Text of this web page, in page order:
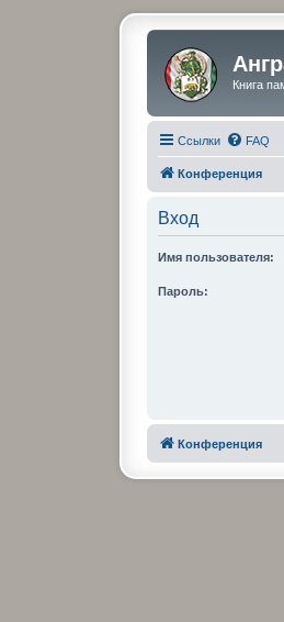
Книга
Ссылки FAQ
Конференция
Вход
Имя пользователя:
Пароль:
Конференция